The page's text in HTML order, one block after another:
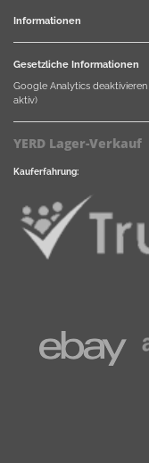
Informationen
Gesetzliche Informationen
Google Analytics deaktivieren
aktiv)
YERD Lager-Verkauf
Kauferfahrung: